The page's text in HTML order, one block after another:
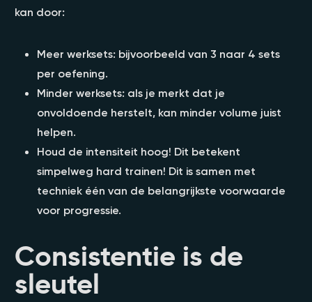
kan door:
Meer werksets: bijvoorbeeld van 3 naar 4 sets
per oefening.
Minder werksets: als je merkt dat je
onvoldoende herstelt, kan minder volume juist
helpen.
Houd de intensiteit hoog! Dit betekent
simpelweg hard trainen! Dit is samen met
techniek één van de belangrijkste voorwaarde
voor progressie.
Consistentie is de
sleutel